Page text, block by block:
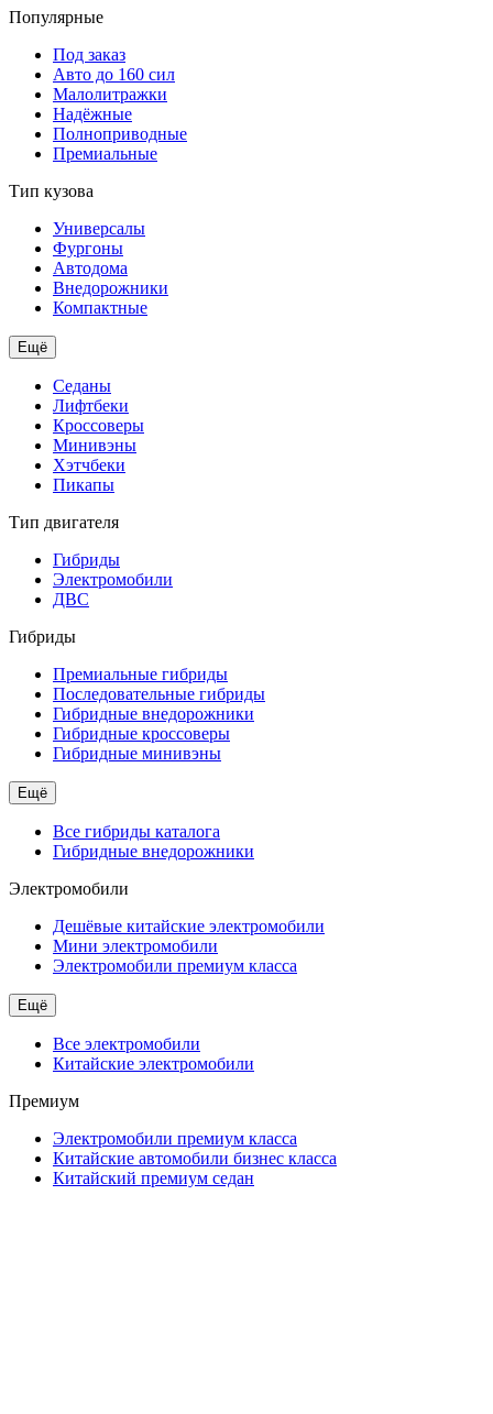
Популярные
Под заказ
Авто до 160 сил
Малолитражки
Надёжные
Полноприводные
Премиальные
Тип кузова
Универсалы
Фургоны
Автодома
Внедорожники
Компактные
Ещё
Седаны
Лифтбеки
Кроссоверы
Минивэны
Хэтчбеки
Пикапы
Тип двигателя
Гибриды
Электромобили
ДВС
Гибриды
Премиальные гибриды
Последовательные гибриды
Гибридные внедорожники
Гибридные кроссоверы
Гибридные минивэны
Ещё
Все гибриды каталога
Гибридные внедорожники
Электромобили
Дешёвые китайские электромобили
Мини электромобили
Электромобили премиум класса
Ещё
Все электромобили
Китайские электромобили
Премиум
Электромобили премиум класса
Китайские автомобили бизнес класса
Китайский премиум седан